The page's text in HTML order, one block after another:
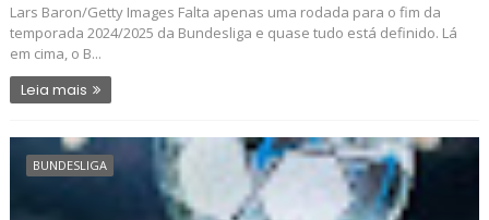
Lars Baron/Getty Images Falta apenas uma rodada para o fim da
temporada 2024/2025 da Bundesliga e quase tudo está definido. Lá
em cima, o B...
Leia mais
BUNDESLIGA